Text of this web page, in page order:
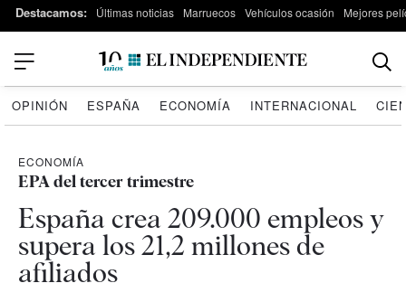
Destacamos: Últimas noticias Marruecos Vehículos ocasión Mejores
OPINIÓN ESPAÑA ECONOMÍA INTERNACIONAL
ECONOMÍA
EPA del tercer trimestre
España crea 209.000 empleos y
supera los 21,2 millones de
afiliados